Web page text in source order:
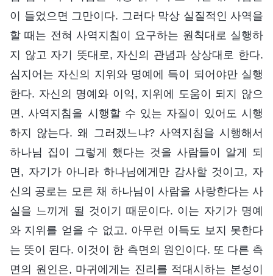
이 들었으면 그만이다. 그러다 막상 실질적인 사역을
할 때는 전혀 사역지침이 요구하는 원칙대로 실행하
지 않고 자기 뜻대로, 자신의 관념과 상상대로 한다.
심지어는 자신의 지위와 명예에 득이 되어야만 실행
한다. 자신의 명예와 이익, 지위에 도움이 되지 않으
면, 사역지침을 시행할 수 있는 자질이 있어도 시행
하지 않는다. 왜 그러겠느냐? 사역지침을 시행해서
하나님 집이 그렇게 했다는 것을 사람들이 알게 되
면, 자기가 아니라 하나님에게만 감사할 것이고, 자
신의 공로는 모른 채 하나님이 사람을 사랑한다는 사
실을 느끼게 될 것이기 때문이다. 이는 자기가 명예
와 지위를 얻을 수 없고, 아무런 이득도 보지 못한다
는 뜻이 된다. 이것이 한 측면의 원인이다. 또 다른 측
면의 원인은, 마귀에게는 진리를 적대시하는 본성이